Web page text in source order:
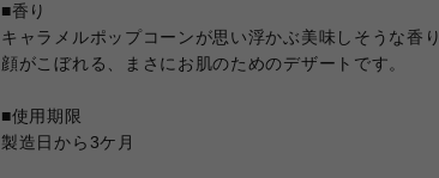
■香り
キャラメルポップコーンが思い浮かぶ美味しそうな香
顔がこぼれる、まさにお肌のためのデザートです。
■使用期限
製造日から3ケ月